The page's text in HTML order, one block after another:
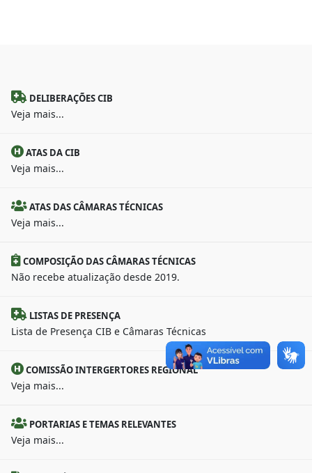
DELIBERAÇÕES CIB
Veja mais...
ATAS DA CIB
Veja mais...
ATAS DAS CÂMARAS TÉCNICAS
Veja mais...
COMPOSIÇÃO DAS CÂMARAS TÉCNICAS
Não recebe atualização desde 2019.
LISTAS DE PRESENÇA
Lista de Presença CIB e Câmaras Técnicas
COMISSÃO INTERGERTORES REGIONAL
Veja mais...
PORTARIAS E TEMAS RELEVANTES
Veja mais...